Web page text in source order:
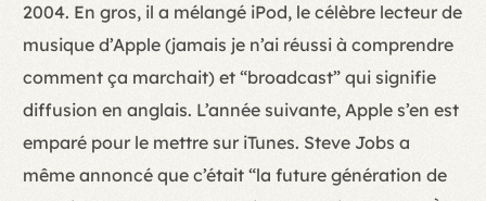
2004. En gros, il a mélangé iPod, le célèbre lecteur de
musique d’Apple (jamais je n’ai réussi à comprendre
comment ça marchait) et “broadcast” qui signifie
diffusion en anglais. L’année suivante, Apple s’en est
emparé pour le mettre sur iTunes. Steve Jobs a
même annoncé que c’était “la future génération de